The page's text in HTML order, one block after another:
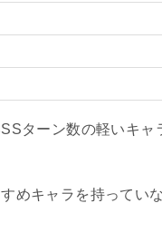
ターン数の軽いキャ
めキャラを持ってい